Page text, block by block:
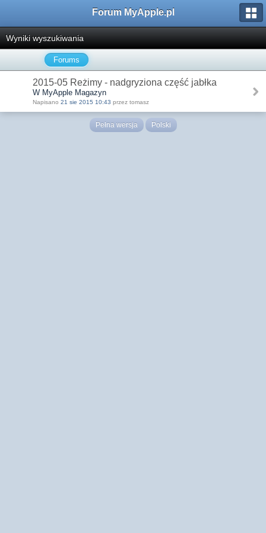
Forum MyApple.pl
Wyniki wyszukiwania
Forums
2015-05 Reżimy - nadgryziona część jabłka
W MyApple Magazyn
Napisano 21 sie 2015 10:43 przez tomasz
Pełna wersja Polski